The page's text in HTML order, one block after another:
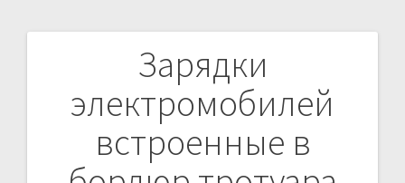
Зарядки
электромобилей
встроенные в
Навигация
записям